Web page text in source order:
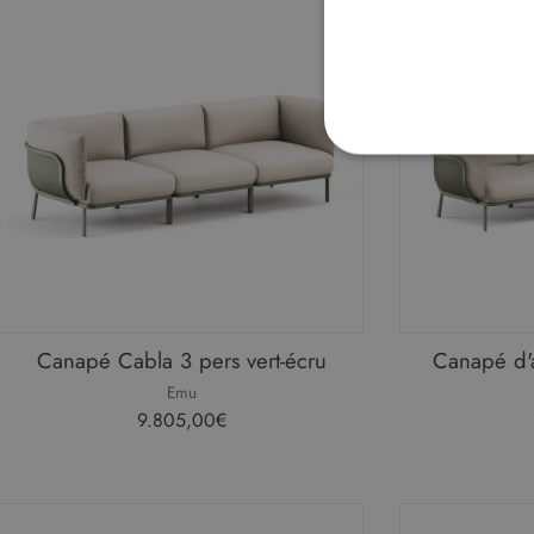
Canapé Cabla 3 pers vert-écru
Emu
9.805,00€
Canapé
STRICTEMENT
NON CLASSIFIÉS
Les cookies strictement
comptes. Le site Web ne